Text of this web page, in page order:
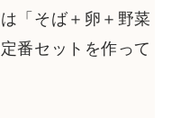
「そば＋卵＋野菜
番セットを作って